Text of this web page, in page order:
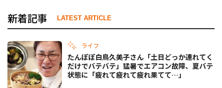
新着記事 LATEST ARTICLE
ライフ
たんぽぽ白鳥久美子さん「土日どっか連れてく
だけでバテバテ」猛暑でエアコン故障、夏バテ
状態に「疲れて疲れて疲れ果てて…」